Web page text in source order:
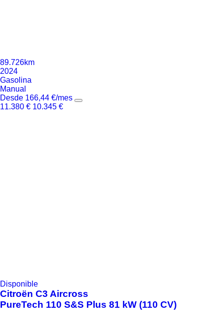
89.726km
2024
Gasolina
Manual
Desde 166,44 €/mes
11.380 € 10.345 €
Disponible
Citroën C3 Aircross
PureTech 110 S&S Plus 81 kW (110 CV)